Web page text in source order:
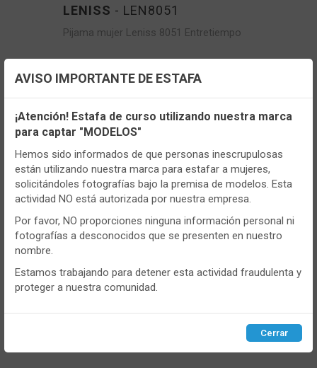
LENISS - LEN8051
Pijama mujer Leniss 8051 Entretiempo
VER MÁS
Configuración de cookies
Utilizamos cookies propias y de terceros, de sesión o
persistentes, para hacer funcionar de manera segura nuestra
página web y personalizar su contenido.
Igualmente, utilizamos cookies para medir y obtener datos de
la navegación que realizas y para ajustar el contenido a tus
gustos y preferencias.
Puedesconfigurary aceptar el uso de cookies a tu gusto.
Para obtener más información visita nuestra
cookies .
Configurar Rechazar ACEPTAR
AVISO IMPORTANTE DE ESTAFA
¡Atención! Estafa de curso utilizando nuestra marca
para captar "MODELOS"
Hemos sido informados de que personas inescrupulosas
están utilizando nuestra marca para estafar a mujeres,
solicitándoles fotografías bajo la premisa de modelos. Esta
actividad NO está autorizada por nuestra empresa.
Por favor, NO proporciones ninguna información personal ni
fotografías a desconocidos que se presenten en nuestro
nombre.
Estamos trabajando para detener esta actividad fraudulenta y
proteger a nuestra comunidad.
Cerrar